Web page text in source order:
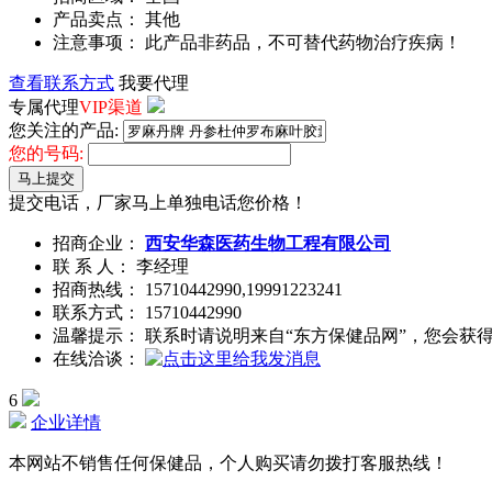
产品卖点： 其他
注意事项： 此产品非药品，不可替代药物治疗疾病！
查看联系方式 我要代理
专属代理VIP渠道
您关注的产品:
您的号码:
马上提交
提交电话，厂家马上单独电话您价格！
招商企业： 西安华森医药生物工程有限公司
联 系 人： 李经理
招商热线： 15710442990,19991223241
联系方式： 15710442990
温馨提示： 联系时请说明来自“东方保健品网”，您会获
在线洽谈：
6
企业详情
本网站不销售任何保健品，个人购买请勿拨打客服热线！